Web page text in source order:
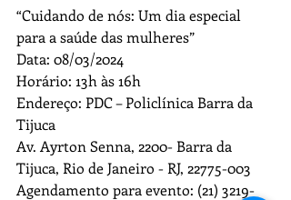
“Cuidando de nós: Um dia especial
para a saúde das mulheres”
Data: 08/03/2024
Horário: 13h às 16h
Endereço: PDC – Policlínica Barra da
Tijuca
Av. Ayrton Senna, 2200- Barra da
Tijuca, Rio de Janeiro - RJ, 22775-003
Agendamento para evento: (21) 3219-